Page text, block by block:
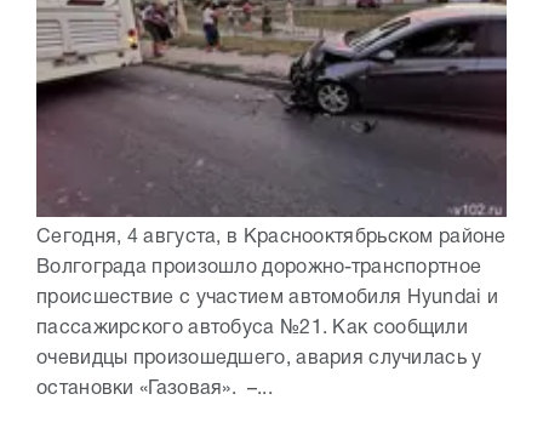
Сегодня, 4 августа, в Краснооктябрьском районе
Волгограда произошло дорожно-транспортное
происшествие с участием автомобиля Hyundai и
пассажирского автобуса №21. Как сообщили
очевидцы произошедшего, авария случилась у
остановки «Газовая». –...